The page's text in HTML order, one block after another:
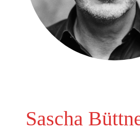
Sascha